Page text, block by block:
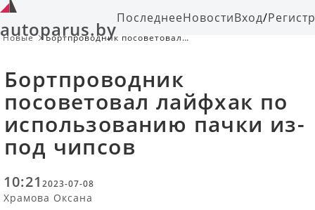
autoparus.byПоследнееНовостиВход/
Новые
Бортпроводник посоветовал
Бортпроводник
посоветовал лайфхак по
использованию пачки из-
под чипсов
10:21 2023-07-08
Храмова Оксана